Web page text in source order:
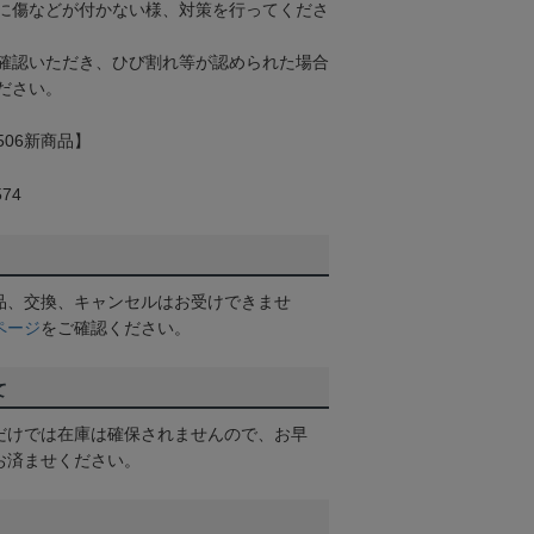
傷などが付かない様、対策を行ってくださ
認いただき、ひび割れ等が認められた場合
さい。
新商品】
交換、キャンセルはお受けできませ
ージをご確認ください。
けでは在庫は確保されませんので、お早
ませください。